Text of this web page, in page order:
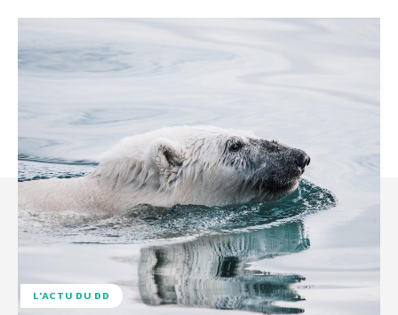
L'ACTU DU DD